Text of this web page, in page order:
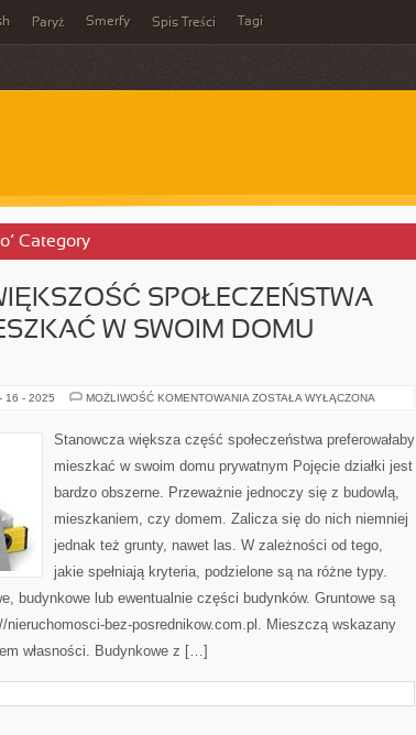
Paryż Smerfy Spis Treści Tagi
Category
SPOŁECZEŃSTWA
W SWOIM DOMU
16 - 2025 MOŻLIWOŚĆ KOMENTOWANIA STANOWCZA
WOLAŁABY
MIESZKAĆ
SWOIM
PRYWATNYM
ZOSTAŁA WYŁĄCZONA
Stanowcza większa część społeczeństwa preferowałaby
mieszkać w swoim domu prywatnym Pojęcie działki jest
bardzo obszerne. Przeważnie jednoczy się z budowlą,
mieszkaniem, czy domem. Zalicza się do nich niemniej
jednak też grunty, nawet las. W zależności od tego,
jakie spełniają kryteria, podzielone są na różne typy.
budynkowe lub ewentualnie części budynków. Gruntowe są
bez-posrednikow.com.pl. Mieszczą wskazany
własności. Budynkowe z […]